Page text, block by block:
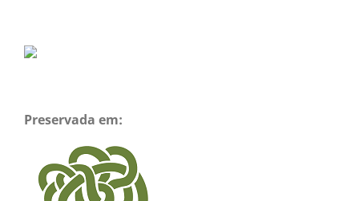
Preservada em: